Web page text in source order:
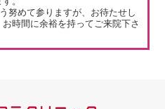
努めて参りますが、お待たせし
時間に余裕を持ってご来院下さ